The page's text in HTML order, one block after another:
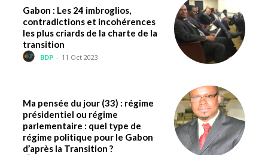
Gabon : Les 24 imbroglios,
contradictions et incohérences
les plus criards de la charte de la
transition
BDP - 11 Oct 2023
Ma pensée du jour (33) : régime
présidentiel ou régime
parlementaire : quel type de
régime politique pour le Gabon
d’après la Transition ?